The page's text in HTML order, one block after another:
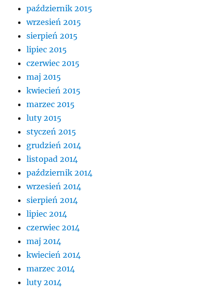
październik 2015
wrzesień 2015
sierpień 2015
lipiec 2015
czerwiec 2015
maj 2015
kwiecień 2015
marzec 2015
luty 2015
styczeń 2015
grudzień 2014
listopad 2014
październik 2014
wrzesień 2014
sierpień 2014
lipiec 2014
czerwiec 2014
maj 2014
kwiecień 2014
marzec 2014
luty 2014